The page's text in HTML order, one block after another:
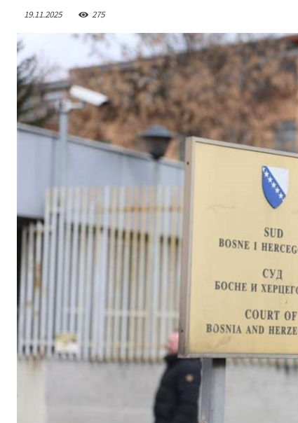
19.11.2025 275